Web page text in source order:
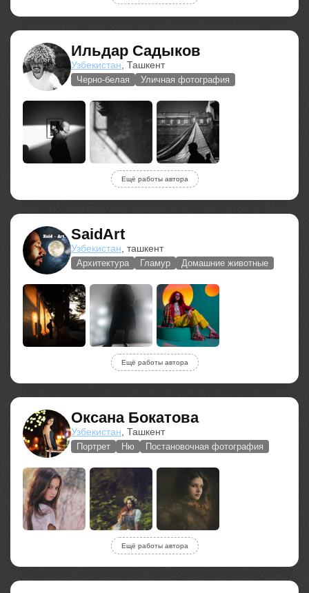
Ильдар Садыков
Узбекистан , Ташкент
Черно-белая Уличная фотография
Ещё работы автора
SaidArt
Узбекистан , ташкент
Архитектура Гламур Домашние животные
Ещё работы автора
Оксана Бокатова
Узбекистан , Ташкент
Портрет Ню Постановочная фотография
Ещё работы автора